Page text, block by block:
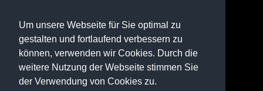
Um unsere Webseite für Sie optimal zu
gestalten und fortlaufend verbessern zu
können, verwenden wir Cookies. Durch die
weitere Nutzung der Webseite stimmen Sie
der Verwendung von Cookies zu.